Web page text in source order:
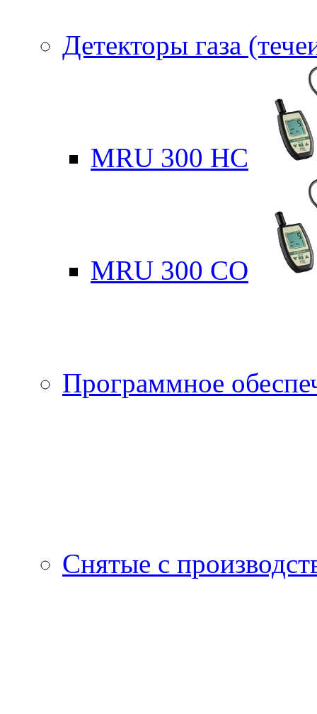
Детекторы газа
MRU 300 HC
MRU 300 CO
Программное
Снятые с